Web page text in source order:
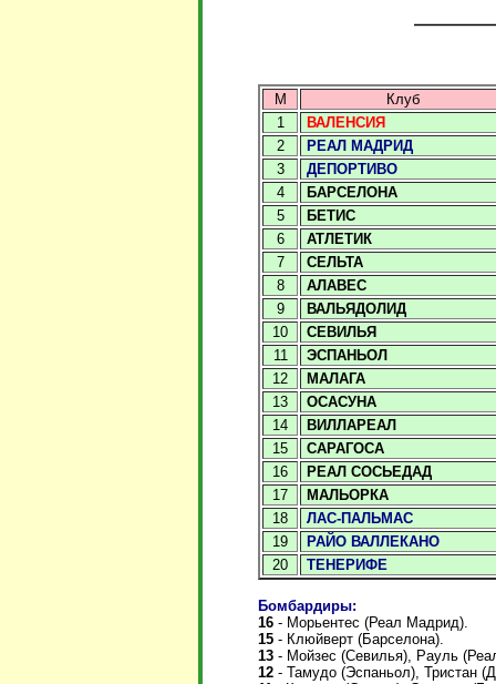
М
Клуб
1
ВАЛЕНСИЯ
2
РЕАЛ МАДРИД
3
ДЕПОРТИВО
4
БАРСЕЛОНА
5
БЕТИС
6
АТЛЕТИК
7
СЕЛЬТА
8
АЛАВЕС
9
ВАЛЬЯДОЛИД
10
СЕВИЛЬЯ
11
ЭСПАНЬОЛ
12
МАЛАГА
13
ОСАСУНА
14
ВИЛЛАРЕАЛ
15
САРАГОСА
16
РЕАЛ СОСЬЕДАД
17
МАЛЬОРКА
18
ЛАС-ПАЛЬМАС
19
РАЙО ВАЛЛЕКАНО
20
ТЕНЕРИФЕ
Бомбардиры:
16 - Морьентес (Реал Мадрид).
15 - Клюйверт (Барселона).
13 - Мойзес (Севилья), Рауль
12 - Тамудо (Эспаньол), Тристан